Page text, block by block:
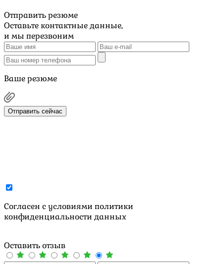
Отправить резюме
Оставьте контактные данные,
и мы перезвоним
Ваше резюме
Отправить сейчас
Cогласен с условиями политики
конфиденциальности данных
Оставить отзыв